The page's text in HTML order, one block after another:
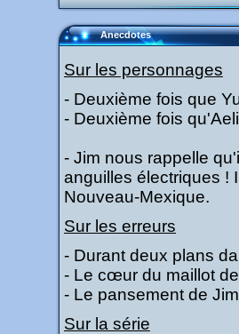
Anecdotes
Sur les personnages
- Deuxième fois que
- Deuxième fois
- Jim nous rappelle
anguilles électriques !
Nouveau-Mexique.
Sur les erreurs
- Durant deux plans
- Le cœur du maillot
- Le pansement de
Sur la série